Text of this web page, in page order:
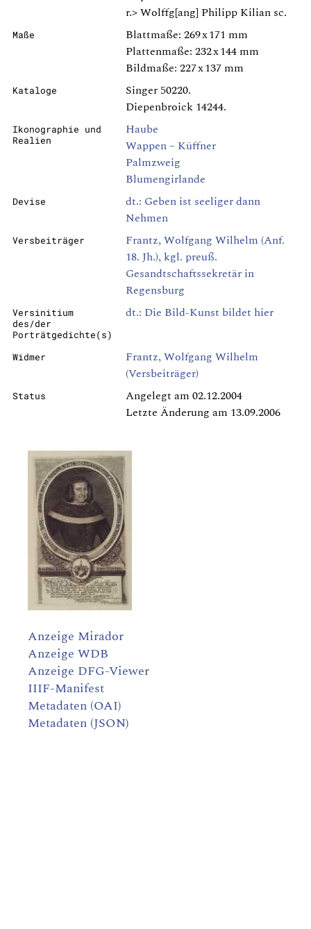
r.> Wolffg[ang] Philipp Kilian sc.
Maße
Blattmaße: 269 x 171 mm
Plattenmaße: 232 x 144 mm
Bildmaße: 227 x 137 mm
Kataloge
Singer 50220.
Diepenbroick 14244.
Ikonographie und
Realien
Haube
Wappen – Küffner
Palmzweig
Blumengirlande
Devise
dt.: Geben ist seeliger dann
Nehmen
Versbeiträger
Frantz, Wolfgang Wilhelm (Anf.
18. Jh.), kgl. preuß.
Gesandtschaftssekretär in
Regensburg
Versinitium
des/der
Porträtgedichte(s)
dt.: Die Bild-Kunst bildet hier
Widmer
Frantz, Wolfgang Wilhelm
(Versbeiträger)
Status
Angelegt am 02.12.2004
Letzte Änderung am 13.09.2006
Anzeige Mirador
Anzeige WDB
Anzeige DFG-Viewer
IIIF-Manifest
Metadaten (OAI)
Metadaten (JSON)